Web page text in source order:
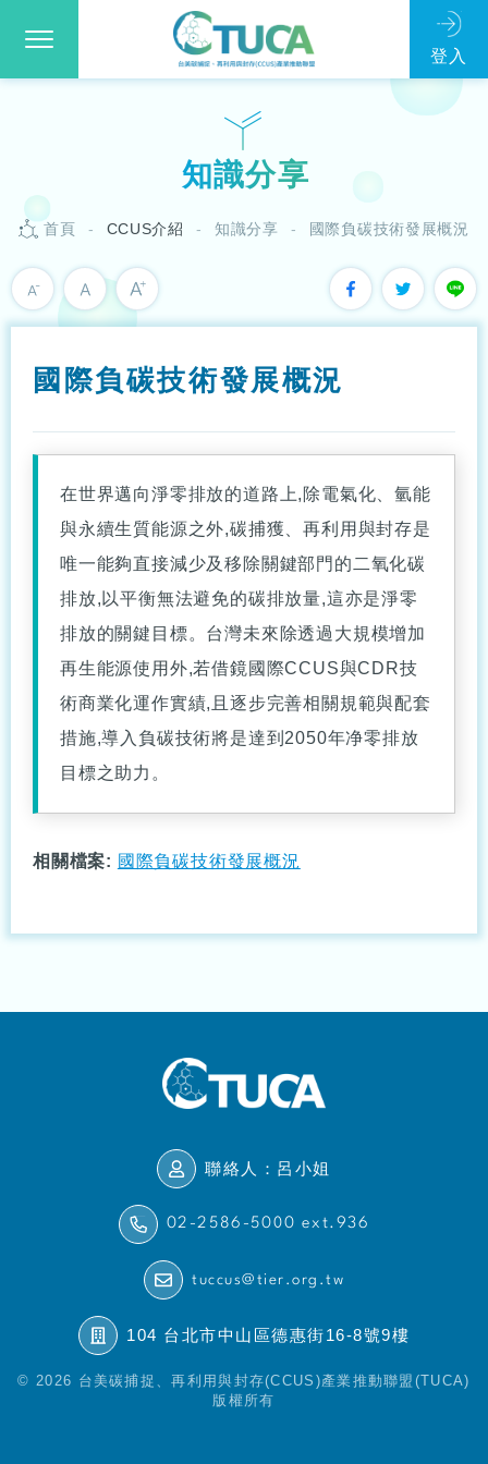
知識分享
首頁 CCUS介紹 知識分享 國際負碳技術發展概況
國際負碳技術發展概況
在世界邁向淨零排放的道路上,除電氣化、氫能
與永續生質能源之外,碳捕獲、再利用與封存是
唯一能夠直接減少及移除關鍵部門的二氧化碳
排放,以平衡無法避免的碳排放量,這亦是淨零
排放的關鍵目標。台灣未來除透過大規模增加
再生能源使用外,若借鏡國際CCUS與CDR技
術商業化運作實績,且逐步完善相關規範與配套
措施,導入負碳技術將是達到2050年净零排放
目標之助力。
相關檔案: 國際負碳技術發展概況
聯絡人：呂小姐
02-2586-5000 ext.936
tuccus@tier.org.tw
104 台北市中山區德惠街16-8號9樓
© 2026 台美碳捕捉、再利用與封存(CCUS)產業推動聯盟(TUCA)
版權所有